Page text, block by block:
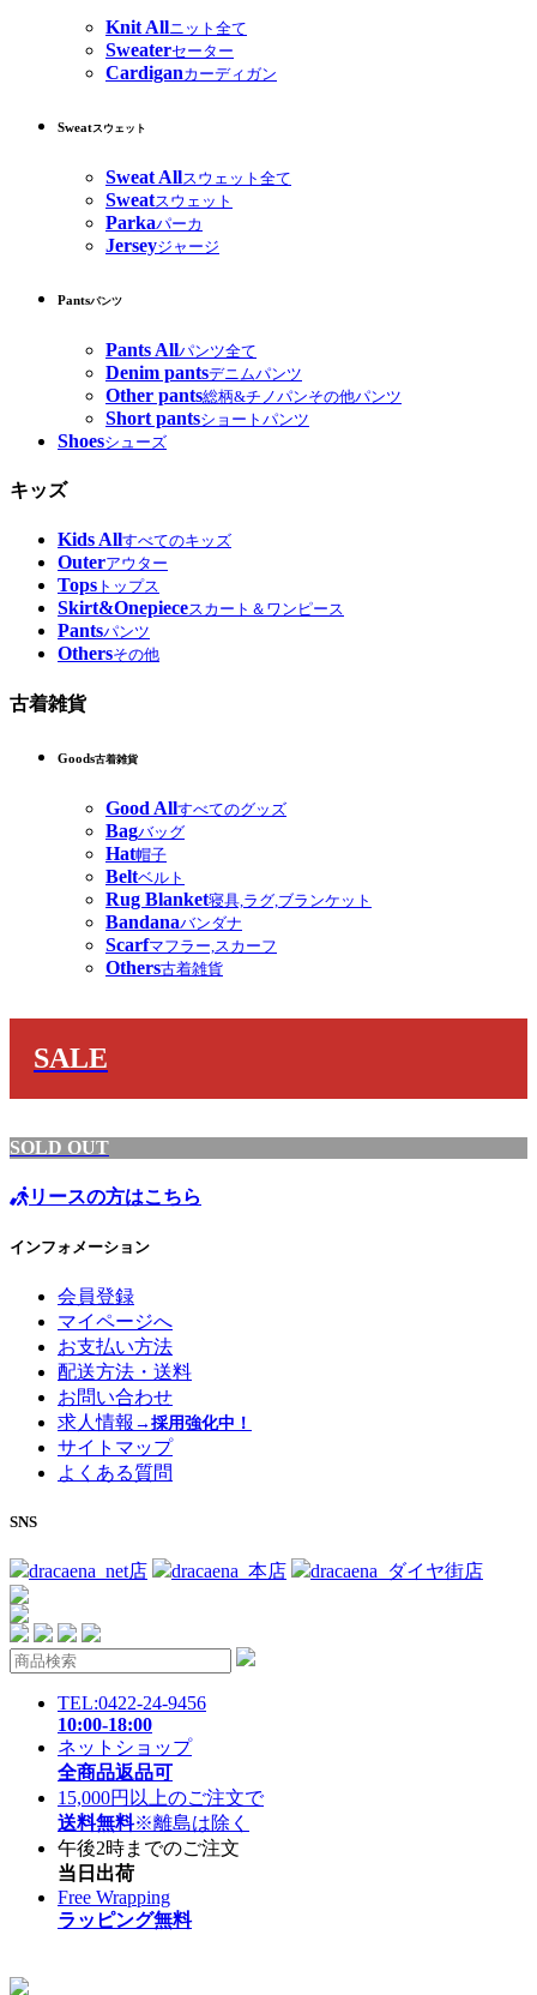
Knit Allニット全て
Sweaterセーター
Cardiganカーディガン
Sweatスウェット
Sweat Allスウェット全て
Sweatスウェット
Parkaパーカ
Jerseyジャージ
Pantsパンツ
Pants Allパンツ全て
Denim pantsデニムパンツ
Other pants総柄&チノパンその他パンツ
Short pantsショートパンツ
Shoesシューズ
キッズ
Kids Allすべてのキッズ
Outerアウター
Tops トップス
Skirt&Onepieceスカート＆ワンピース
Pantsパンツ
Othersその他
古着雑貨
Goods古着雑貨
Good Allすべてのグッズ
Bagバッグ
Hat帽子
Beltベルト
Rug Blanket寝具,ラグ,ブランケット
Bandanaバンダナ
Scarfマフラー,スカーフ
Others古着雑貨
SALE
SOLD OUT
リースの方はこちら
インフォメーション
会員登録
マイページへ
お支払い方法
配送方法・送料
お問い合わせ
求人情報 →採用強化中！
サイトマップ
よくある質問
SNS
dracaena_net店 dracaena_本店 dracaena_ダイヤ街店
TEL:0422-24-9456
10:00-18:00
ネットショップ
全商品返品可
15,000円以上のご注文で
送料無料※離島は除く
午後2時までのご注文
当日出荷
Free Wrapping
ラッピング無料